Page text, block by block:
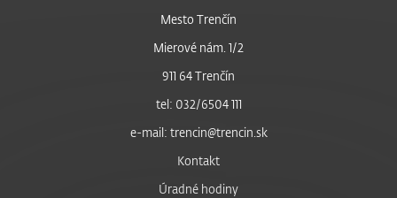
Mesto Trenčín
Mierové nám. 1/2
911 64 Trenčín
tel: 032/6504 111
e-mail: trencin@trencin.sk
Kontakt
Úradné hodiny